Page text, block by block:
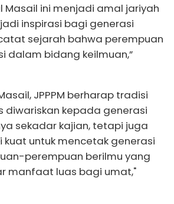
Masail ini menjadi amal jariyah
inspirasi bagi generasi
sejarah bahwa perempuan
dalam bidang keilmuan,”
JPPPM berharap tradisi
diwariskan kepada generasi
sekadar kajian, tetapi juga
untuk mencetak generasi
perempuan berilmu yang
manfaat luas bagi umat,"